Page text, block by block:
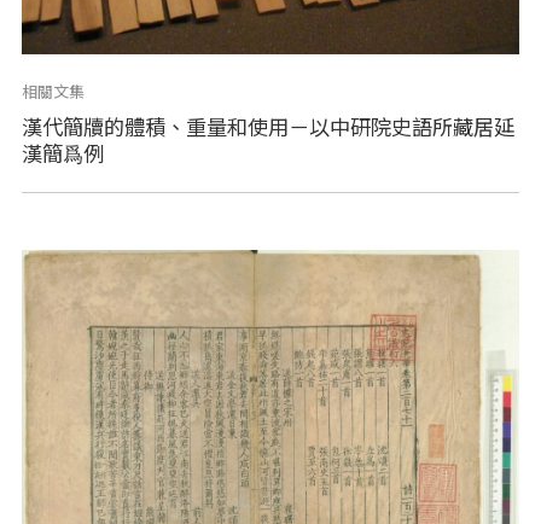
相關文集
漢代簡牘的體積、重量和使用－以中研院史語所藏居延
漢簡爲例